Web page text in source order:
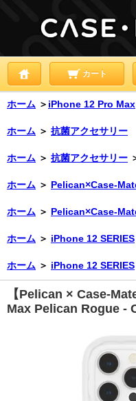
カート
ホーム ＞ iPhone 12 Pro Max
ホーム ＞ 抗菌アクセサリー
ホーム ＞ 抗菌アクセサリー
ホーム ＞ Pelican×Case-
ホーム ＞ Pelican×Case-
ホーム ＞ iPhone 12 SERIES
ホーム ＞ iPhone 12 SERIES
【Pelican × Case-
Max Pelican Rogue -